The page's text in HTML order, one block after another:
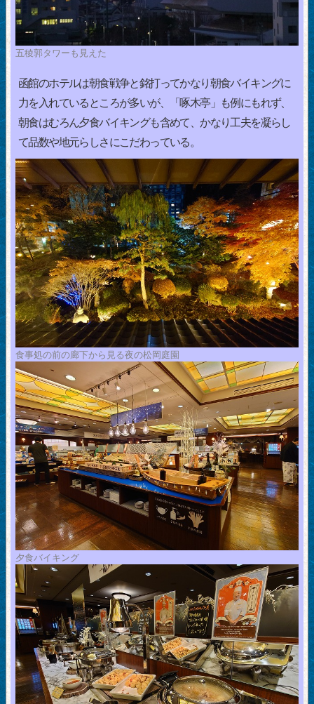
五稜郭タワーも見えた
函館のホテルは朝食戦争と銘打ってかなり朝食バイキングに
力を入れているところが多いが、「啄木亭」も例にもれず、
朝食はむろん夕食バイキングも含めて、かなり工夫を凝らし
て品数や地元らしさにこだわっている。
食事処の前の廊下から見る夜の松岡庭園
夕食バイキング